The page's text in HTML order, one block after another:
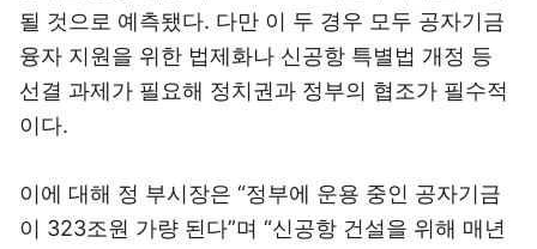
될 것으로 예측됐다. 다만 이 두 경우 모두 공자기금
융자 지원을 위한 법제화나 신공항 특별법 개정 등
선결 과제가 필요해 정치권과 정부의 협조가 필수적
이다.
이에 대해 정 부시장은 “정부에 운용 중인 공자기금
이 323조원 가량 된다”며 “신공항 건설을 위해 매년